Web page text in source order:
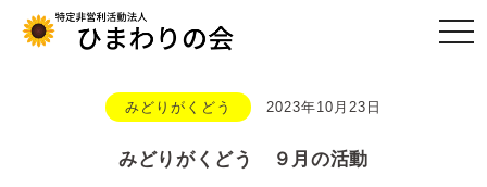
みどりがくどう 2023年10月23日
みどりがくどう ９月の活動